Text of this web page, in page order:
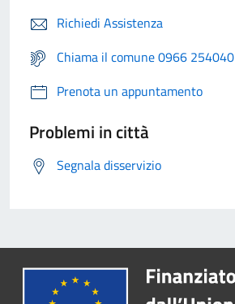
Richiedi Assistenza
Chiama il comune 0966 254040
Prenota un appuntamento
Problemi in città
Segnala disservizio